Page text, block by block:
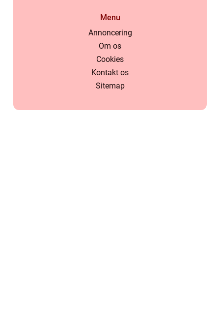
Menu
Annoncering
Om os
Cookies
Kontakt os
Sitemap